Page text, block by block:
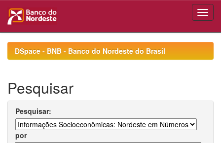
navigationDSpace - BNB - Banco do Nordeste do Brasil
Pesquisar
Pesquisar:
por